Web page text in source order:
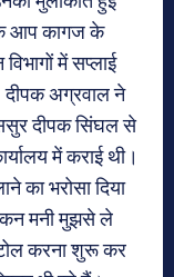
आप कागज के
में सप्लाई
दीपक अग्रवाल ने
दीपक सिंघल से
में कराई थी।
का भरोसा दिया
मनी मुझसे ले
करना शुरू कर